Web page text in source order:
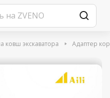
ковш экскаватора Адаптер